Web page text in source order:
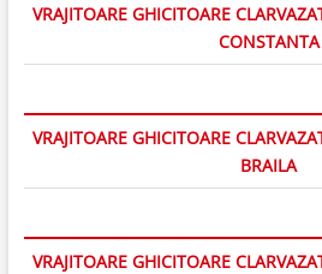
VRAJITOARE GHICITOARE
CONSTANTA
VRAJITOARE GHICITOARE
BRAILA
VRAJITOARE GHICITOARE